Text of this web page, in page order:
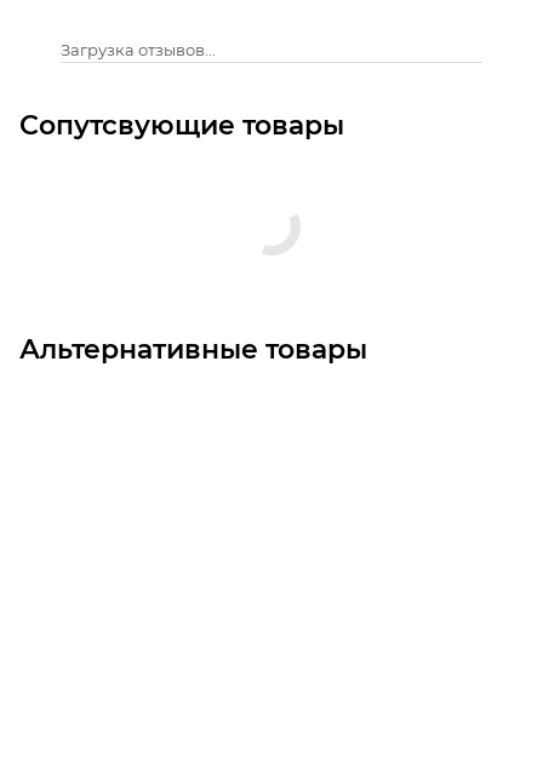
Загрузка отзывов...
Сопутсвующие товары
Альтернативные товары